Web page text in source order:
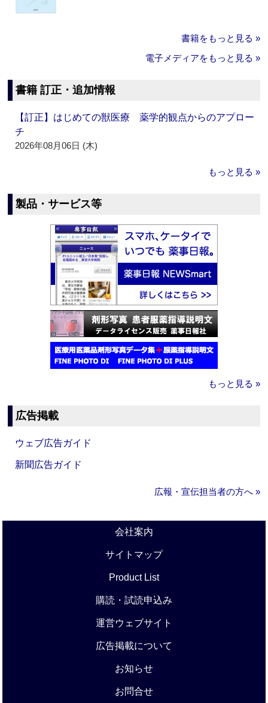
書籍をもっと見る »
電子メディアをもっと見る »
書籍 訂正・追加情報
【訂正】はじめての獣医療 薬学的観点からのアプロー
チ
2026年08月06日 (木)
もっと見る »
製品・サービス等
もっと見る »
広告掲載
ウェブ広告ガイド
新聞広告ガイド
広報・宣伝担当者の方へ »
会社案内
サイトマップ
Product List
購読・試読申込み
運営ウェブサイト
広告掲載について
お知らせ
お問合せ